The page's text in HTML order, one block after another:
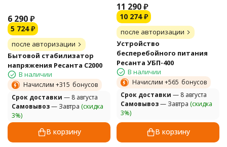
6 290₽
5 724 ₽
после авторизации
Бытовой стабилизатор
напряжения Ресанта С2000
В наличии
Начислим +315 бонусов
Cрок доставки — 8 августа
Самовывоз— Завтра (скидка
3%)
В корзину
11 290₽
10 274 ₽
после авторизации
Устройство
бесперебойного питания
Ресанта УБП-400
В наличии
Начислим +565 бонусов
Cрок доставки — 8 августа
Самовывоз— Завтра (скидка
3%)
В корзину